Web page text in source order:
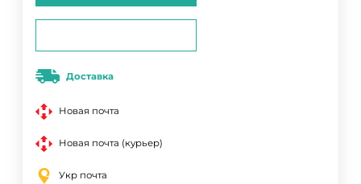
Доставка
Новая почта
Новая почта (курьер)
Укр почта